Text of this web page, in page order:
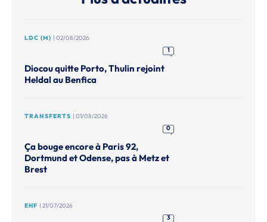
LDC (M) | 02/08/2026
1
Diocou quitte Porto, Thulin rejoint
Heldal au Benfica
TRANSFERTS | 01/08/2026
0
Ça bouge encore à Paris 92,
Dortmund et Odense, pas à Metz et
Brest
EHF | 21/07/2026
3